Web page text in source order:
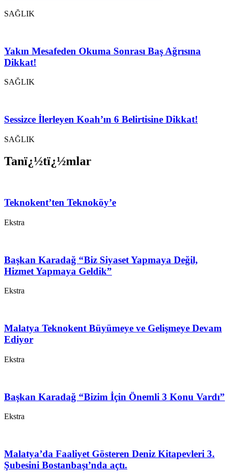
SAĞLIK
Yakın Mesafeden Okuma Sonrası Baş Ağrısına
Dikkat!
SAĞLIK
Sessizce İlerleyen Koah’ın 6 Belirtisine Dikkat!
SAĞLIK
Tanï¿½tï¿½mlar
Teknokent’ten Teknoköy’e
Ekstra
Başkan Karadağ “Biz Siyaset Yapmaya Değil,
Hizmet Yapmaya Geldik”
Ekstra
Malatya Teknokent Büyümeye ve Gelişmeye Devam
Ediyor
Ekstra
Başkan Karadağ “Bizim İçin Önemli 3 Konu Vardı”
Ekstra
Malatya’da Faaliyet Gösteren Deniz Kitapevleri 3.
Şubesini Bostanbaşı’nda açtı.